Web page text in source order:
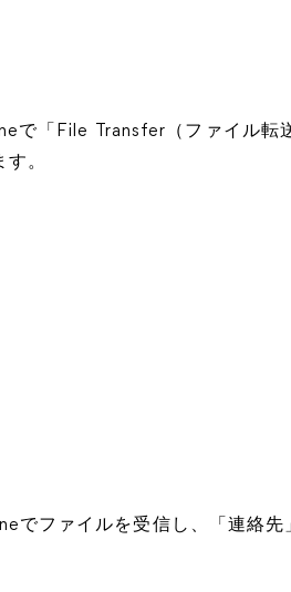
で「File Transfer（ファイル転
。
でファイルを受信し、「連絡